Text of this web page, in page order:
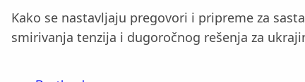
Kako se nastavljaju pregovori i pripreme za
smirivanja tenzija i dugoročnog rešenja za